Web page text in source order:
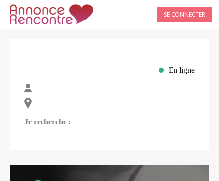
SE CONNECTER
En ligne
Je recherche :